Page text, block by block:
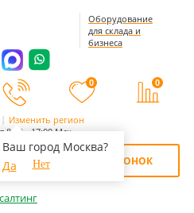
Изменить регион
Ваш город Москва?
Да
Нет
8:00 - 17:00 Мск
Оборудование
для склада и
бизнеса
0 0
ОБРАТНЫЙ ЗВОНОК